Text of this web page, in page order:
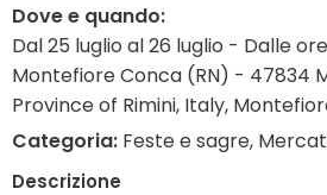
Dove e quando:
Dal 25 luglio al 26 luglio - Dalle
Montefiore Conca (RN) - 47834
Province of Rimini, Italy,
Categoria: Feste e sagre,
Descrizione